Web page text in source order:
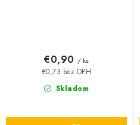
Skladom
€0,73 bez DPH
€0,90 / ks